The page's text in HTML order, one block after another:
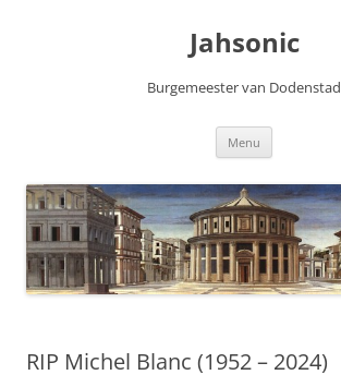
Jahsonic
Burgemeester van Dodenstad
Menu
RIP Michel Blanc (1952 – 2024)